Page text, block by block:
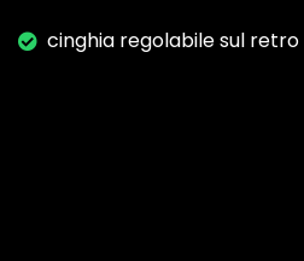
cinghia regolabile sul